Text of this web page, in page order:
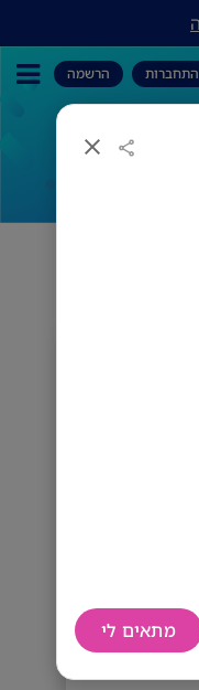
מתאים לי
התחברות הרשמה